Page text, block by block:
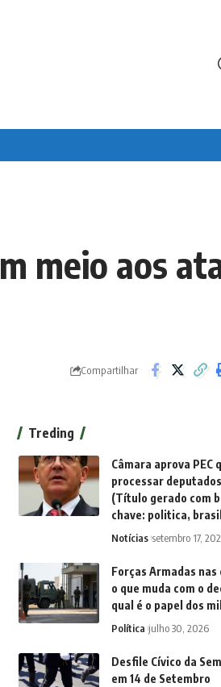
meio aos
Compartilhar
Treding
Câmara aprova PEC
processar
(Título gerado com
chave: politica,
Notícias setembro 17,
Forças Armadas
o que muda com o
qual é o papel dos
Política julho 30, 2026
Desfile Cívico da
em 14 de Setembro